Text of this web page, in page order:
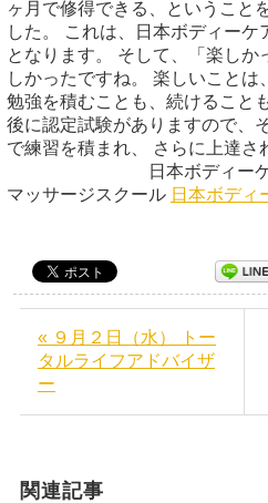
ヶ月で修得できる、ということ
した。 これは、日本ボディー
となります。 そして、「楽し
しかったですね。 楽しいこと
勉強を積むことも、続けること
後に認定試験がありますので、
で練習を積まれ、 さらに上達さ
日本ボディーケア
マッサージスクール 日本ボディ
« ９月２日（水） トー
タルライフアドバイザ
ー
関連記事